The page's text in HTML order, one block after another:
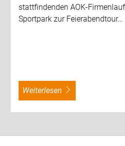
stattfindenden AOK-
Sportpark zur Feierabendtour…
weiterlesen